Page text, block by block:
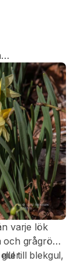
varje lök
grågröna
till blekgul,